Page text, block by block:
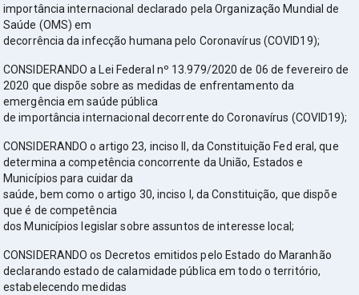
importância internacional declarado pela Organização Mundial de
Saúde (OMS) em
decorrência da infecção humana pelo Coronavírus (COVID19);
CONSIDERANDO a Lei Federal nº 13.979/2020 de 06 de fevereiro de
2020 que dispõe sobre as medidas de enfrentamento da
emergência em saúde pública
de importância internacional decorrente do Coronavírus (COVID19);
CONSIDERANDO o artigo 23, inciso II, da Constituição Fed eral, que
determina a competência concorrente da União, Estados e
Municípios para cuidar da
saúde, bem como o artigo 30, inciso I, da Constituição, que dispõe
que é de competência
dos Municípios legislar sobre assuntos de interesse local;
CONSIDERANDO os Decretos emitidos pelo Estado do Maranhão
declarando estado de calamidade pública em todo o território,
estabelecendo medidas